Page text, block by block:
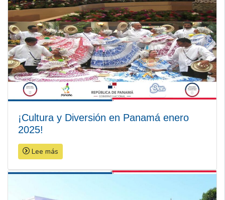
¡Cultura y Diversión en Panamá enero
2025!
Lee más